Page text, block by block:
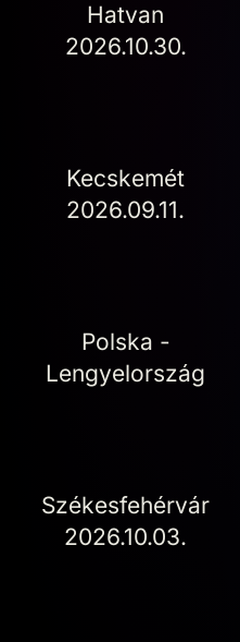
Hatvan
2026.10.30.
Kecskemét
2026.09.11.
Polska -
Lengyelország
Székesfehérvár
2026.10.03.